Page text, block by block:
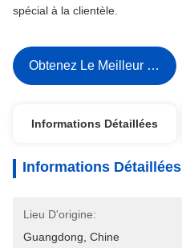
spécial à la clientèle.
Obtenez Le Meilleur Prix
Informations Détaillées
Informations Détaillées
Lieu D'origine:
Guangdong, Chine